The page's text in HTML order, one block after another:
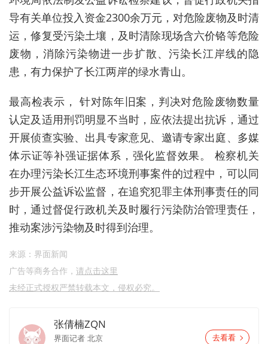
导有关单位投入资金2300余万元，对危险废物及时清
运，修复受污染土壤，及时清除现场含六价铬等危险
废物，消除污染物进一步扩散、污染长江岸线的隐
患，有力保护了长江两岸的绿水青山。
最高检表示，针对陈年旧案，判决对危险废物数量
认定及适用刑罚明显不当时，应依法提出抗诉，通过
开展侦查实验、出具专家意见、邀请专家出庭、多媒
体示证等补强证据体系，强化监督效果。
检察机关
在办理污染长江生态环境刑事案件的过程中，可以同
步开展公益诉讼监督，在追究犯罪主体刑事责任的同
时，通过督促行政机关及时履行污染防治管理责任，
推动案涉污染物及时得到治理。
来源：界面新闻
广告等商务合作， 请点击这里
未经正式授权严禁转载本文，侵权必究。
张倩楠ZQN
界面记者 北京
去看看